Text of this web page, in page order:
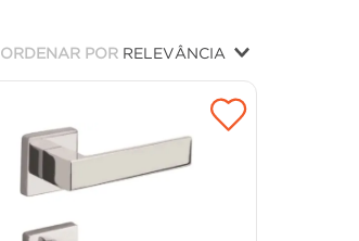
ORDENAR POR RELEVÂNCIA